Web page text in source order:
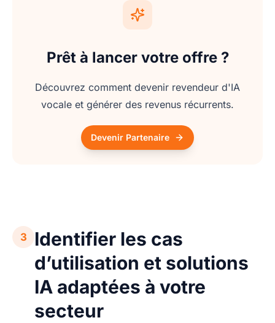
Prêt à lancer votre offre ?
Découvrez comment devenir revendeur d'IA
vocale et générer des revenus récurrents.
Devenir Partenaire
3
Identifier les cas
d’utilisation et solutions
IA adaptées à votre
secteur